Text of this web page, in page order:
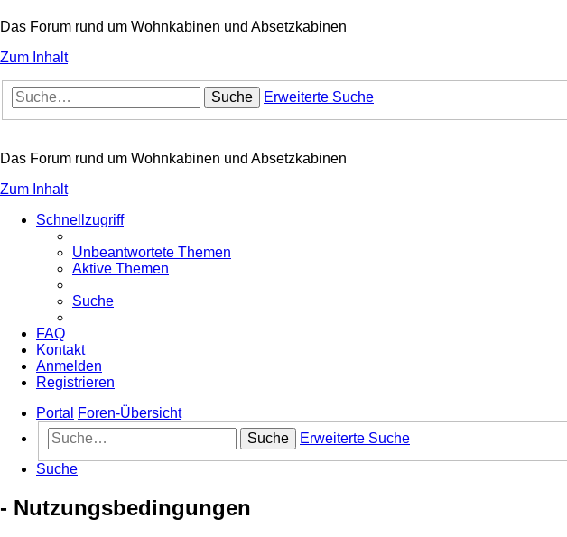
Das Forum rund um Wohnkabinen und Absetzkabinen
Zum Inhalt
Suche Erweiterte Suche
Das Forum rund um Wohnkabinen und Absetzkabinen
Zum Inhalt
Schnellzugriff
Unbeantwortete Themen
Aktive Themen
Suche
FAQ
Kontakt
Anmelden
Registrieren
Portal
Foren-Übersicht
Suche
Erweiterte Suche
Suche
- Nutzungsbedingungen